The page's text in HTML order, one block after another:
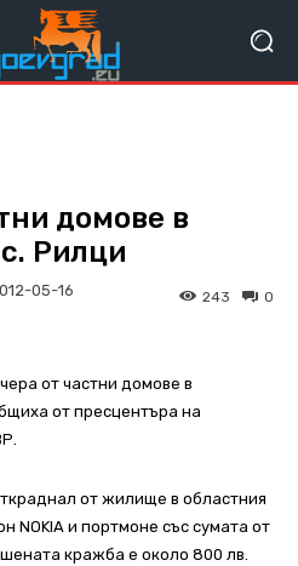
домове в
Рилци
05-16 0
243
от частни домове в
от пресцентъра на
от жилище в областния
NOKIA и портмоне със сумата от
кражба е около 800 лв.